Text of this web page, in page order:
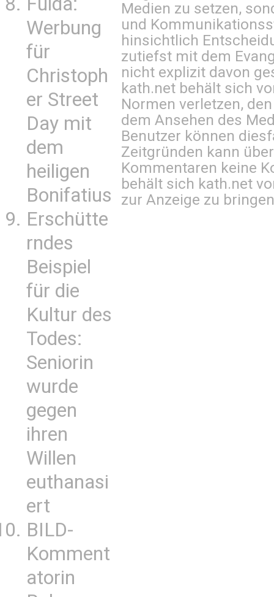
Werbung
für
Christoph
er Street
Day mit
dem
heiligen
Bonifatius
Erschütte
rndes
Beispiel
für die
Kultur des
Todes:
Seniorin
wurde
gegen
ihren
Willen
euthanasi
ert
BILD-
Komment
atorin
Medien zu setzen,
und
hinsichtlich
zutiefst mit dem
nicht explizit davon
kath.net behält sich
Normen verletzen,
dem Ansehen des
Benutzer können
Zeitgründen kann
Kommentaren keine
behält sich kath.net
zur Anzeige zu